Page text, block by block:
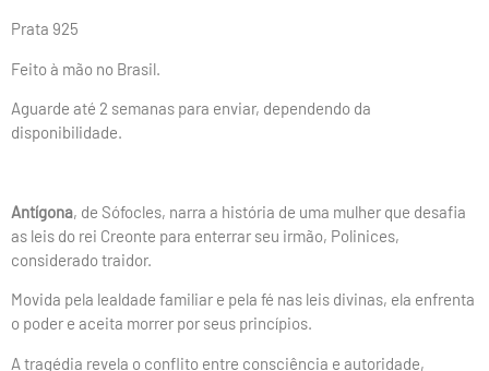
Prata 925
Feito à mão no Brasil.
Aguarde até 2 semanas para enviar, dependendo da
disponibilidade.
Antígona, de Sófocles, narra a história de uma mulher que desafia
as leis do rei Creonte para enterrar seu irmão, Polinices,
considerado traidor.
Movida pela lealdade familiar e pela fé nas leis divinas, ela enfrenta
o poder e aceita morrer por seus princípios.
A tragédia revela o conflito entre consciência e autoridade,